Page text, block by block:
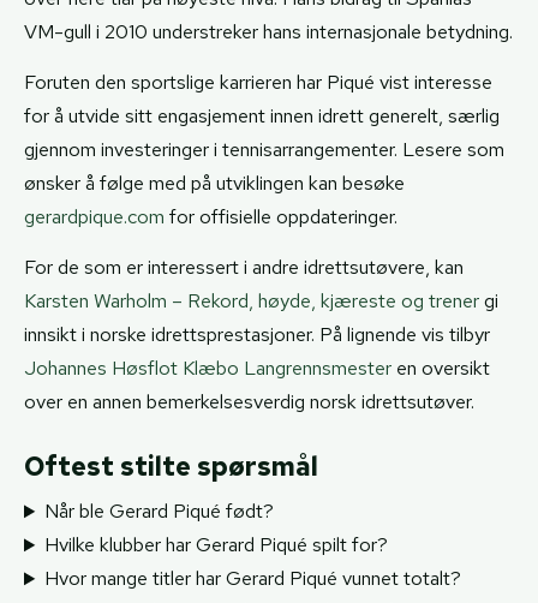
VM-gull i 2010 understreker hans internasjonale betydning.
Foruten den sportslige karrieren har Piqué vist interesse
for å utvide sitt engasjement innen idrett generelt, særlig
gjennom investeringer i tennisarrangementer. Lesere som
ønsker å følge med på utviklingen kan besøke
gerardpique.com for offisielle oppdateringer.
For de som er interessert i andre idrettsutøvere, kan
Karsten Warholm – Rekord, høyde, kjæreste og trenergi
innsikt i norske idrettsprestasjoner. På lignende vis tilbyr
Johannes Høsflot Klæbo Langrennsmester en oversikt
over en annen bemerkelsesverdig norsk idrettsutøver.
Oftest stilte spørsmål
Når ble Gerard Piqué født?
Hvilke klubber har Gerard Piqué spilt for?
Hvor mange titler har Gerard Piqué vunnet totalt?